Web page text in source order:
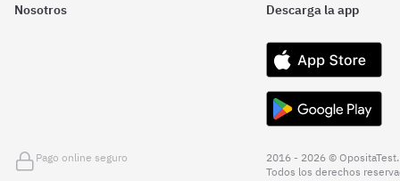
Nosotros Descarga la app
Pago online seguro
2016 - 2026 © OpositaTest.
Todos los derechos